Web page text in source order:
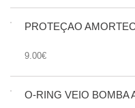
PROTEÇÃO
9.00€
O-RING VEIO BOMBA